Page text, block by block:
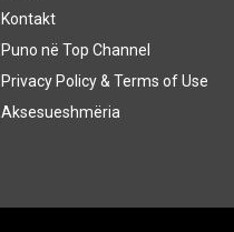
Kontakt
Puno në Top Channel
Privacy Policy & Terms of Use
Aksesueshmëria